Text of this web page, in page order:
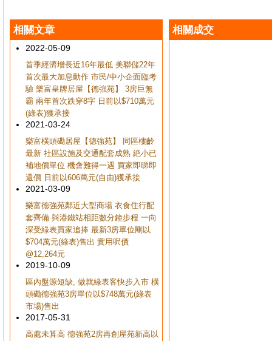
相關文章
2022-05-09
首季經濟增長近16年最低 美聯儲22年
首次最大加息動作 市民/中小企面臨考
驗 樂富皇牌居屋【德強苑】 3房巨無
霸 兩年首次跌穿8字 日前以$710萬元
(綠表)獲承接
2021-03-24
樂富橫頭磡居屋【德強苑】 同區樓齡
最新 社區設施及交通配套成熟 絶小已
補地價單位 機會難得一遇 買家即睇即
還價 日前以606萬元(自由)獲承接
2021-03-09
樂富德強苑鄰近大型商場 衣食住行配
套齊備 與港鐵站相距數分鐘步程 一向
深受綠表買家追捧 最新3房單位剛以
$704萬元(綠表)售出 實用呎價
@12,264元
2019-10-09
區內盤源短缺, 做就綠表客快步入市 橫
頭磡德強苑3房單位以$748萬元(綠表
市場)售出
2017-05-31
高處未算高 德強苑2房再創屋苑新高以
相關成交